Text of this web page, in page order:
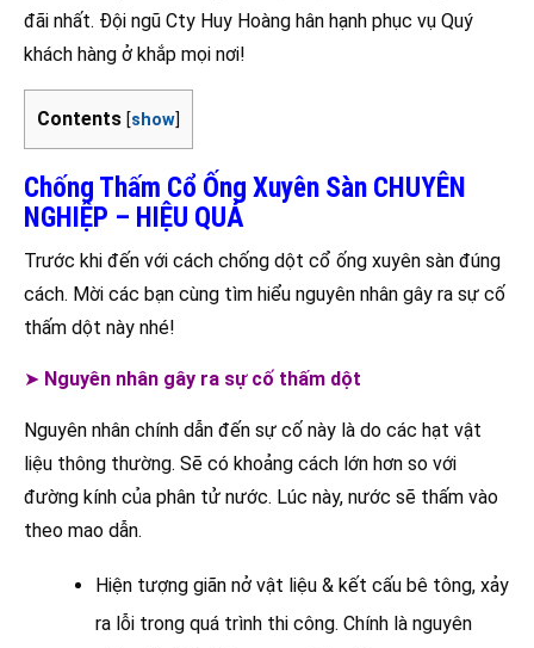
đãi nhất. Đội ngũ Cty Huy Hoàng hân hạnh phục vụ Quý
khách hàng ở khắp mọi nơi!
Contents [show]
Chống Thấm Cổ Ống Xuyên Sàn CHUYÊN
NGHIỆP – HIỆU QUẢ
Trước khi đến với cách chống dột cổ ống xuyên sàn đúng
cách. Mời các bạn cùng tìm hiểu nguyên nhân gây ra sự cố
thấm dột này nhé!
➤ Nguyên nhân gây ra sự cố thấm dột
Nguyên nhân chính dẫn đến sự cố này là do các hạt vật
liệu thông thường. Sẽ có khoảng cách lớn hơn so với
đường kính của phân tử nước. Lúc này, nước sẽ thấm vào
theo mao dẫn.
Hiện tượng giãn nở vật liệu & kết cấu bê tông, xảy
ra lỗi trong quá trình thi công. Chính là nguyên